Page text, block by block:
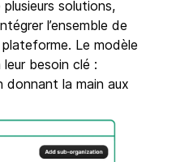
solutions,
l’ensemble de
plateforme. Le modèle
besoin clé :
donnant la main aux